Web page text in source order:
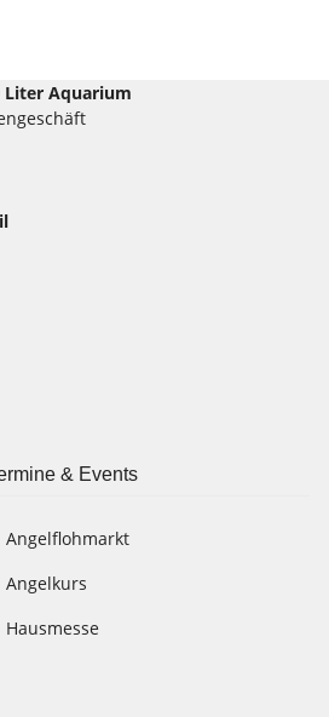
Liter Aquarium
& Events
Angelflohmarkt
Angelkurs
Hausmesse